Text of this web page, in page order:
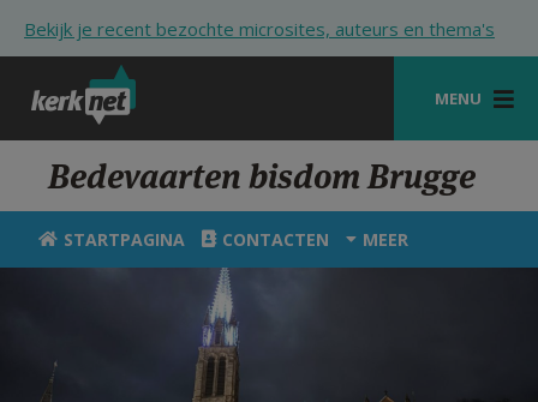
Bekijk je recent bezochte microsites, auteurs en thema's
MENU
STARTPAGINA
KERK
VIERINGEN
ZOEKEN
Bedevaarten bisdom Brugge
STARTPAGINA CONTACTEN MEER